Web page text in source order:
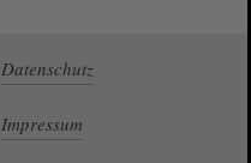
Datenschutz
Impressum